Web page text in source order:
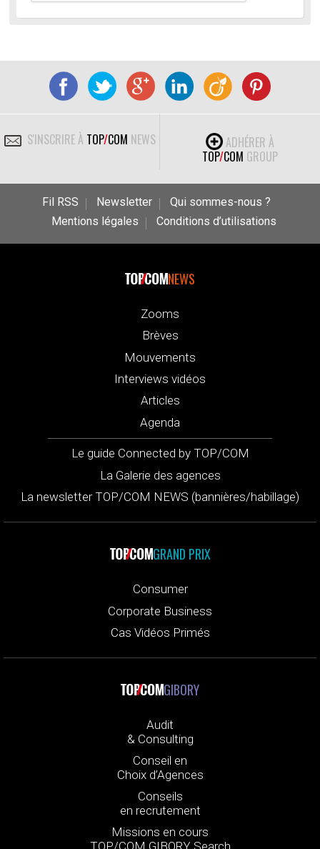
S'INSCRIRE À TOP/COM NEWS
ADHÉRER À
TOP/COM GROUP
Fil RSS Newsletter
Qui sommes-nous ?
Mentions légales
Conditions d’utilisations
NEWS
Zooms
Brèves
Mouvements
Interviews vidéos
Articles
Agenda
Le guide Connected by TOP/COM
La Galerie des agences
La newsletter TOP/COM NEWS (bannières/habillage)
GRAND PRIX
Consumer
Corporate Business
Cas Vidéos Primés
GIBORY
Audit
& Consulting
Conseil en
Choix d’Agences
Conseils
en recrutement
Missions en cours